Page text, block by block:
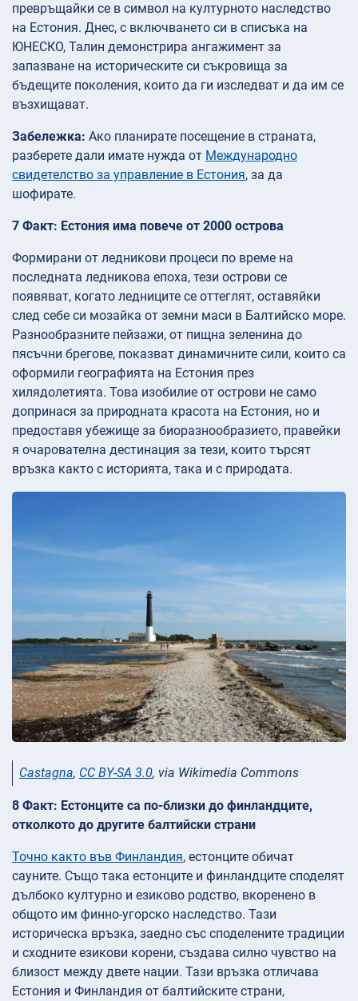
превръщайки се в символ на културното наследство
на Естония. Днес, с включването си в списъка на
ЮНЕСКО, Талин демонстрира ангажимент за
запазване на историческите си съкровища за
бъдещите поколения, които да ги изследват и да им се
възхищават.
Забележка: Ако планирате посещение в страната,
разберете дали имате нужда от Международно
свидетелство за управление в Естония, за да
шофирате.
7 Факт: Естония има повече от 2000 острова
Формирани от ледникови процеси по време на
последната ледникова епоха, тези острови се
появяват, когато ледниците се оттеглят, оставяйки
след себе си мозайка от земни маси в Балтийско море.
Разнообразните пейзажи, от пищна зеленина до
пясъчни брегове, показват динамичните сили, които са
оформили географията на Естония през
хилядолетията. Това изобилие от острови не само
допринася за природната красота на Естония, но и
предоставя убежище за биоразнообразието, правейки
я очарователна дестинация за тези, които търсят
връзка както с историята, така и с природата.
Castagna, CC BY-SA 3.0, via Wikimedia Commons
8 Факт: Естонците са по-близки до финландците,
отколкото до другите балтийски страни
Точно както във Финландия, естонците обичат
сауните. Също така естонците и финландците споделят
дълбоко културно и езиково родство, вкоренено в
общото им финно-угорско наследство. Тази
историческа връзка, заедно със споделените традиции
и сходните езикови корени, създава силно чувство на
близост между двете нации. Тази връзка отличава
Естония и Финландия от балтийските страни,